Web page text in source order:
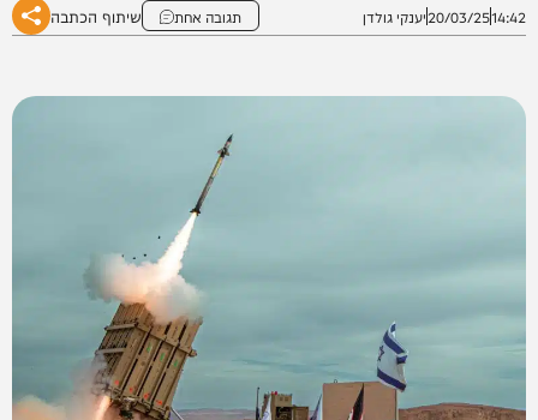
14:42
20/03/25יענקי גולדן תגובה אחת שיתוף הכתבה